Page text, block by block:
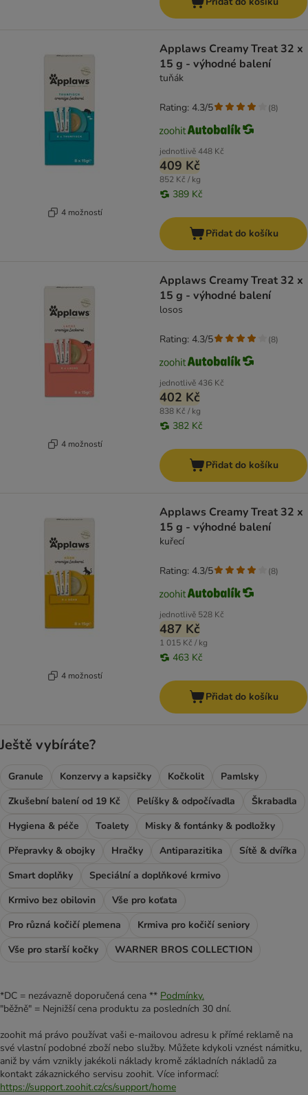
4 možností
Applaws Creamy Treat 32 x
15 g - výhodné balení
tuňák
jednotlivě448 Kč
409 Kč
852 Kč / kg
389 Kč
Rating: 4.3/5 (8)
Přidat do košíku
4 možností
Applaws Creamy Treat 32 x
15 g - výhodné balení
losos
jednotlivě436 Kč
402 Kč
838 Kč / kg
382 Kč
Rating: 4.3/5 (8)
Přidat do košíku
4 možností
Applaws Creamy Treat 32 x
15 g - výhodné balení
kuřecí
jednotlivě 528 Kč
487 Kč
1 015 Kč / kg
463 Kč
Rating: 4.3/5 (8)
Přidat do košíku
Ještě vybíráte?
Granule Konzervy a kapsičky Kočkolit
Pamlsky
Zkušební balení od 19 Kč
Pelíšky & odpočívadla
Škrabadla
Hygiena & péče
Toalety
Misky & fontánky & podložky
Přepravky & obojky
Hračky Antiparazitika
Sítě & dvířka
Smart doplňky
Speciální a doplňkové krmivo
Krmivo bez obilovin
Vše pro koťata
Pro různá kočičí plemena
Krmiva pro kočičí seniory
Vše pro starší kočky
WARNER BROS COLLECTION
*DC = nezávazně doporučená cena ** Podmínky.
"běžně" = Nejnižší cena produktu za posledních 30 dní.
zoohit má právo používat vaši e-mailovou adresu k přímé reklamě na
své vlastní podobné zboží nebo služby. Můžete kdykoli vznést námitku,
aniž by vám vznikly jakékoli náklady kromě základních nákladů za
kontakt zákaznického servisu zoohit. Více informací:
https://support.zoohit.cz/cs/support/home